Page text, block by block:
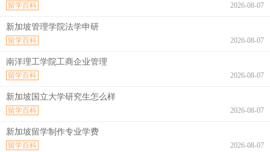
2026-08-07
留学百科
新加坡管理学院法学申研
2026-08-07
留学百科
南洋理工学院工商企业管理
2026-08-07
留学百科
新加坡国立大学研究生怎么样
2026-08-07
留学百科
新加坡留学制作专业学费
2026-08-07
留学百科